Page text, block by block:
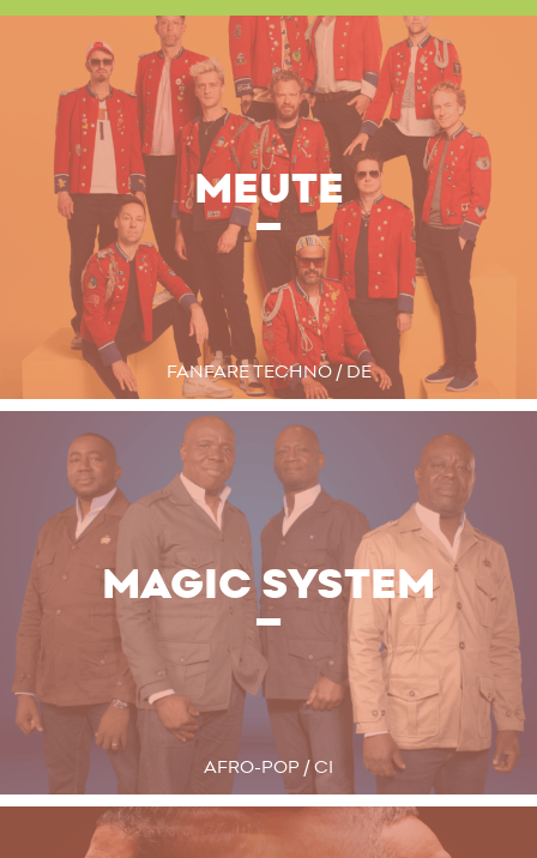
MEUTE
FANFARE TECHNO / DE
MAGIC SYSTEM
AFRO-POP / CI